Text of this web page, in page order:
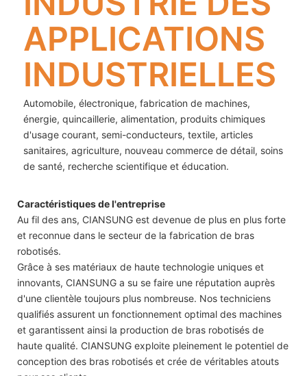
APPLICATIONS
INDUSTRIELLES
Automobile, électronique, fabrication de machines,
énergie, quincaillerie, alimentation, produits chimiques
d'usage courant, semi-conducteurs, textile, articles
sanitaires, agriculture, nouveau commerce de détail, soins
de santé, recherche scientifique et éducation.
Caractéristiques de l'entreprise
Au fil des ans, CIANSUNG est devenue de plus en plus forte
et reconnue dans le secteur de la fabrication de bras
robotisés.
Grâce à ses matériaux de haute technologie uniques et
innovants, CIANSUNG a su se faire une réputation auprès
d'une clientèle toujours plus nombreuse. Nos techniciens
qualifiés assurent un fonctionnement optimal des machines
et garantissent ainsi la production de bras robotisés de
haute qualité. CIANSUNG exploite pleinement le potentiel de
conception des bras robotisés et crée de véritables atouts